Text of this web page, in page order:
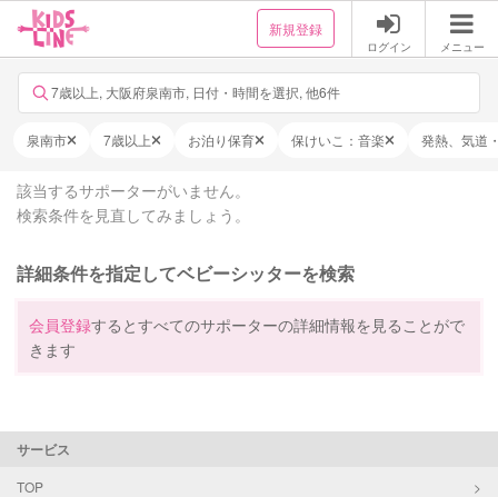
新規登録
ログイン メニュー
7歳以上, 大阪府泉南市, 日付・時間を選択, 他6件
泉南市 7歳以上 お泊り保育 保けいこ：音楽 発熱、気道
該当するサポーターがいません。
検索条件を見直してみましょう。
詳細条件を指定してベビーシッターを検索
会員登録するとすべてのサポーターの詳細情報を見ることがで
きます
サービス
TOP